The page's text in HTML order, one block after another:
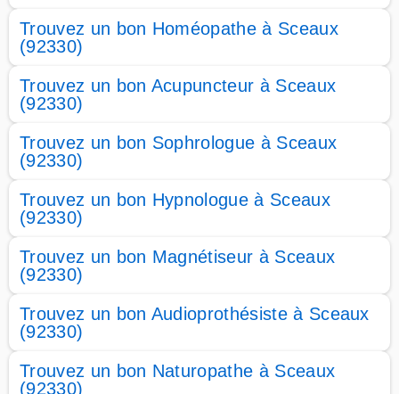
Trouvez un bon Homéopathe à Sceaux
(92330)
Trouvez un bon Acupuncteur à Sceaux
(92330)
Trouvez un bon Sophrologue à Sceaux
(92330)
Trouvez un bon Hypnologue à Sceaux
(92330)
Trouvez un bon Magnétiseur à Sceaux
(92330)
Trouvez un bon Audioprothésiste à Sceaux
(92330)
Trouvez un bon Naturopathe à Sceaux
(92330)